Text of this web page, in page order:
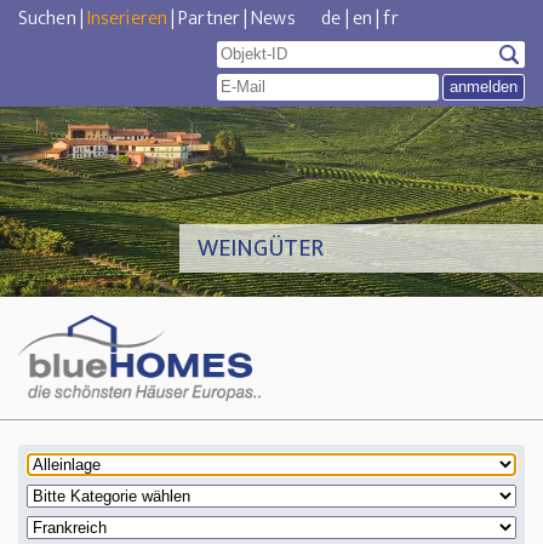
Suchen|Inserieren|Partner|News de|en|fr
WEINGÜTER